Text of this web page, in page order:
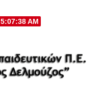
5:07:38 AM